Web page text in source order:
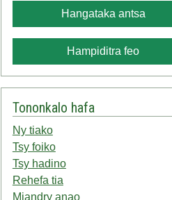
Hangataka antsa
Hampiditra feo
Tononkalo hafa
Ny tiako
Tsy foiko
Tsy hadino
Rehefa tia
Miandry anao